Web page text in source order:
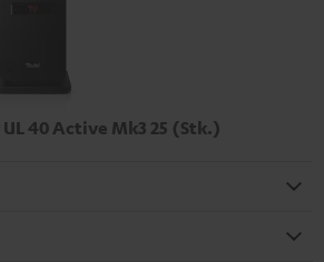
40 Active Mk3 25 (Stk.)